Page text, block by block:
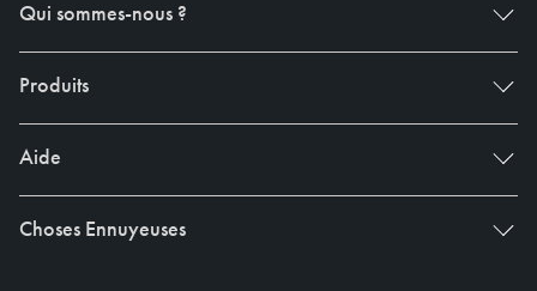
Qui sommes-nous ?
Produits
Aide
Choses Ennuyeuses